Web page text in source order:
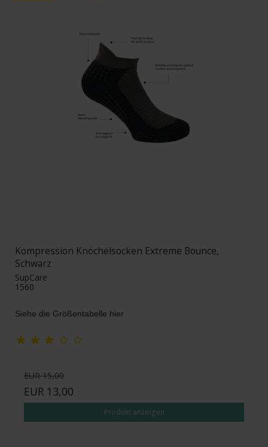
Kompression Knöchelsocken Extreme Bounce,
Schwarz
SupCare
1560
Siehe die Größentabelle hier
EUR 15,00
EUR 13,00
Produkt anzeigen